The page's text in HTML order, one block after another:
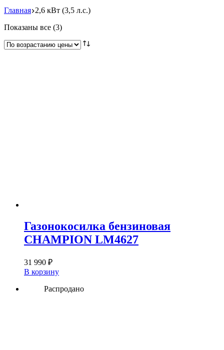
Главная 2,6 кВт (3,5 л.с.)
Показаны все (3)Цены:
возрастанию
Газонокосилка бензиновая
CHAMPION LM4627
31 990 ₽
В корзину
Распродано